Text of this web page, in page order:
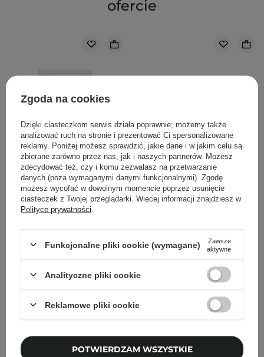
ofercie
WYBÓR KOSMETOLOGA
The Ordinary - Natural
Moisturizing Factors + HA
Hialuronowym - 30ml
Plant-Derived Squalane -
100% Skwalan z Trzciny
Cukrowej - 30ml
Zgoda na cookies
Dzięki ciasteczkom serwis działa poprawnie; możemy także
analizować ruch na stronie i prezentować Ci spersonalizowane
reklamy. Poniżej możesz sprawdzić, jakie dane i w jakim celu są
zbierane zarówno przez nas, jak i naszych partnerów. Możesz
zdecydować też, czy i komu zezwalasz na przetwarzanie
danych (poza wymaganymi danymi funkcjonalnymi). Zgodę
możesz wycofać w dowolnym momencie poprzez usunięcie
ciasteczek z Twojej przeglądarki. Więcej informacji znajdziesz w
Polityce prywatności
Funkcjonalne pliki cookie (wymagane)
Zawsze
aktywne
Analityczne pliki cookie
Reklamowe pliki cookie
POTWIERDZAM WSZYSTKIE